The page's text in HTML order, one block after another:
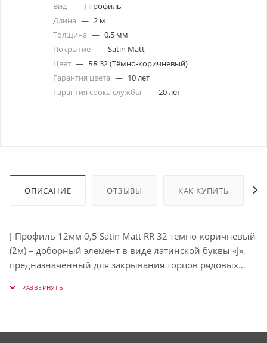
Вид — J-профиль
Длина — 2 м
Толщина — 0,5 мм
Покрытие — Satin Matt
Цвет — RR 32 (Тёмно-коричневый)
Гарантия цвета — 10 лет
Гарантия срока службы — 20 лет
ОПИСАНИЕ ОТЗЫВЫ КАК КУПИТЬ
J-Профиль 12мм 0,5 Satin Matt RR 32 темно-коричневый
(2м) – доборный элемент в виде латинской буквы «J»,
предназначенный для закрывания торцов рядовых
при необходимости заменить собой большинство